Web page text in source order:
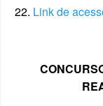
22. Link de